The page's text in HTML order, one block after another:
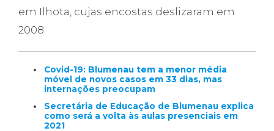
em Ilhota, cujas encostas deslizaram em
2008.
Covid-19: Blumenau tem a menor média
móvel de novos casos em 33 dias, mas
internações preocupam
Secretária de Educação de Blumenau explica
como será a volta às aulas presenciais em
2021